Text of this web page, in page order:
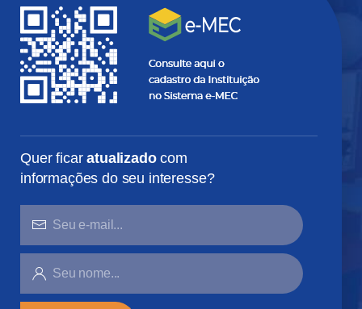
Quer ficaratualizadocom
informações do seu interesse?
SEU
MAIL...
SEU
NOME...